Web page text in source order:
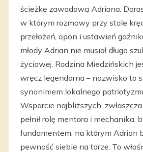
ścieżkę zawodową Adriana.
w którym rozmowy przy stole
przełożeń, opon i ustawień
młody Adrian nie musiał długo
życiowej. Rodzina Miedzińskich
wręcz legendarna – nazwisko to
synonimem lokalnego
Wsparcie najbliższych,
pełnił rolę mentora i mechanika,
fundamentem, na którym Adrian
pewność siebie na torze. To